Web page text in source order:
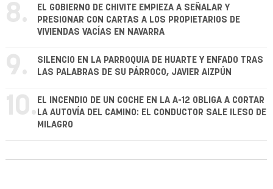
8.
EL GOBIERNO DE CHIVITE EMPIEZA A SEÑALAR Y
PRESIONAR CON CARTAS A LOS PROPIETARIOS DE
VIVIENDAS VACÍAS EN NAVARRA
9.
SILENCIO EN LA PARROQUIA DE HUARTE Y ENFADO TRAS
LAS PALABRAS DE SU PÁRROCO, JAVIER AIZPÚN
10. EL INCENDIO DE UN COCHE EN LA A-12 OBLIGA A CORTAR
LA AUTOVÍA DEL CAMINO: EL CONDUCTOR SALE ILESO DE
MILAGRO